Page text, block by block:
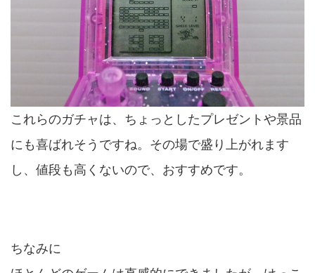
これらのガチャは、ちょっとしたプレゼントや景品
にも喜ばれそうですね。その場で盛り上がれます
し、値段も高くないので、おすすめです。
ちなみに